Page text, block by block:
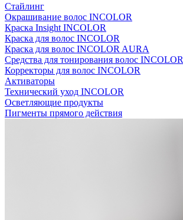
Стайлинг
Окрашивание волос INCOLOR
Краска Insight INCOLOR
Краска для волос INCOLOR
Краска для волос INCOLOR AURA
Средства для тонирования волос INCOLOR
Корректоры для волос INCOLOR
Активаторы
Технический уход INCOLOR
Осветляющие продукты
Пигменты прямого действия